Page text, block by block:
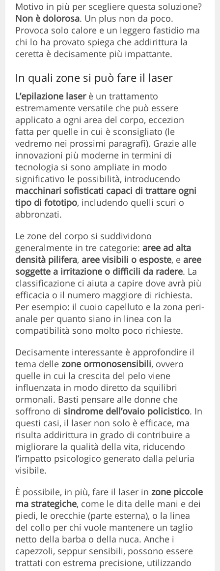
Motivo in più per scegliere questa soluzione?
Non è dolorosa. Un plus non da poco.
Provoca solo calore e un leggero fastidio ma
chi lo ha provato spiega che addirittura la
ceretta è decisamente più impattante.
In quali zone si può fare il laser
L’epilazione laserè un trattamento
estremamente versatile che può essere
applicato a ogni area del corpo, eccezion
fatta per quelle in cui è sconsigliato (le
vedremo nei prossimi paragrafi). Grazie alle
innovazioni più moderne in termini di
tecnologia si sono ampliate in modo
significativo le possibilità, introducendo
macchinari sofisticati capaci di trattare ogni
tipo di fototipo, includendo quelli scuri o
abbronzati.
Le zone del corpo si suddividono
generalmente in tre categorie: aree ad alta
densità pilifera, aree visibili o esposte, e aree
soggette a irritazione o difficili da radere. La
classificazione ci aiuta a capire dove avrà più
efficacia o il numero maggiore di richiesta.
Per esempio: il cuoio capelluto e la zona peri-
anale per quanto siano in linea con la
compatibilità sono molto poco richieste.
Decisamente interessante è approfondire il
tema dellezone ormonosensibili, ovvero
quelle in cui la crescita del pelo viene
influenzata in modo diretto da squilibri
ormonali. Basti pensare alle donne che
soffrono di sindrome dell’ovaio policistico. In
questi casi, il laser non solo è efficace, ma
risulta addirittura in grado di contribuire a
migliorare la qualità della vita, riducendo
l’impatto psicologico generato dalla peluria
visibile.
È possibile, in più, fare il laser inzone piccole
ma strategiche, come le dita delle mani e dei
piedi, le orecchie (parte esterna), o la linea
del collo per chi vuole mantenere un taglio
netto della barba o della nuca. Anche i
capezzoli, seppur sensibili, possono essere
trattati con estrema precisione, utilizzando